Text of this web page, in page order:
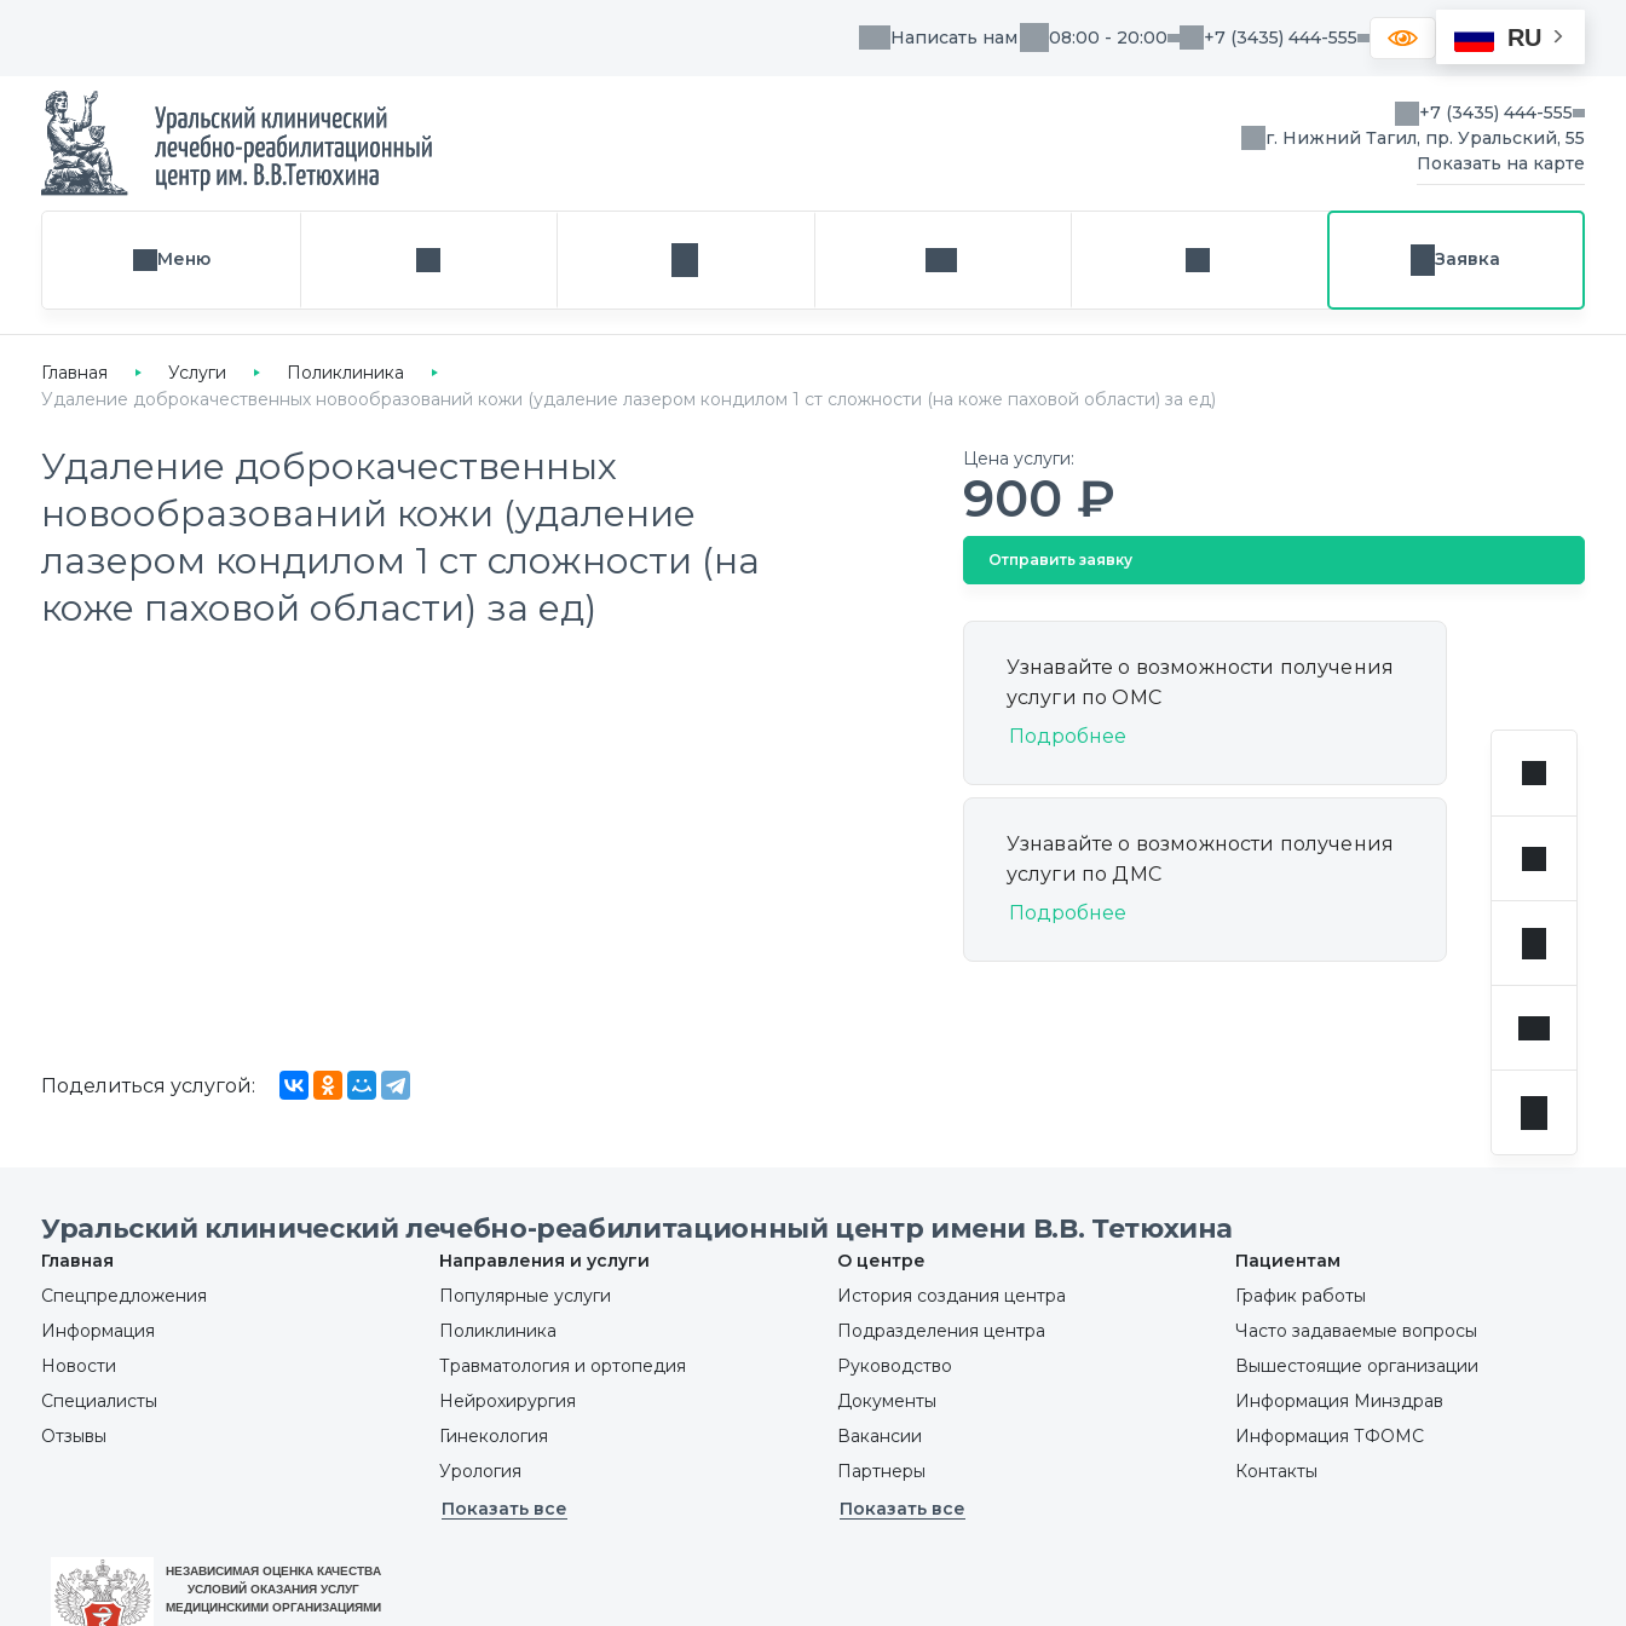
Написать нам 08:00 - 20:00 +7 (3435) 444-555 RU
+7 (3435) 444-555
г. Нижний Тагил, пр. Уральский, 55
Показать на карте
Меню Поиск услуги, направления или врача Написать нам Заказ звонка Заявка
Главная Услуги
Поликлиника
Удаление доброкачественных новообразований кожи (удаление лазером кондилом 1 ст сложности (на коже паховой области) за ед)
Удаление доброкачественных
новообразований кожи (удаление
лазером кондилом 1 ст сложности (на
коже паховой области) за ед)
Цена услуги:
900 ₽
Отправить заявку
Узнавайте о возможности получения
услуги по ОМС
Подробнее
Узнавайте о возможности получения
услуги по ДМС
Подробнее
Поделиться услугой:
Уральский клинический лечебно-реабилитационный центр имени В.В. Тетюхина
Главная
Спецпредложения
Информация
Новости
Специалисты
Отзывы
Направления и услуги
Популярные услуги
Поликлиника
Травматология и ортопедия
Нейрохирургия
Гинекология
Урология
Показать все
О центре
История создания центра
Подразделения центра
Руководство
Документы
Вакансии
Партнеры
Показать все
Пациентам
График работы
Часто задаваемые вопросы
Вышестоящие организации
Информация Минздрав
Информация ТФОМС
Контакты